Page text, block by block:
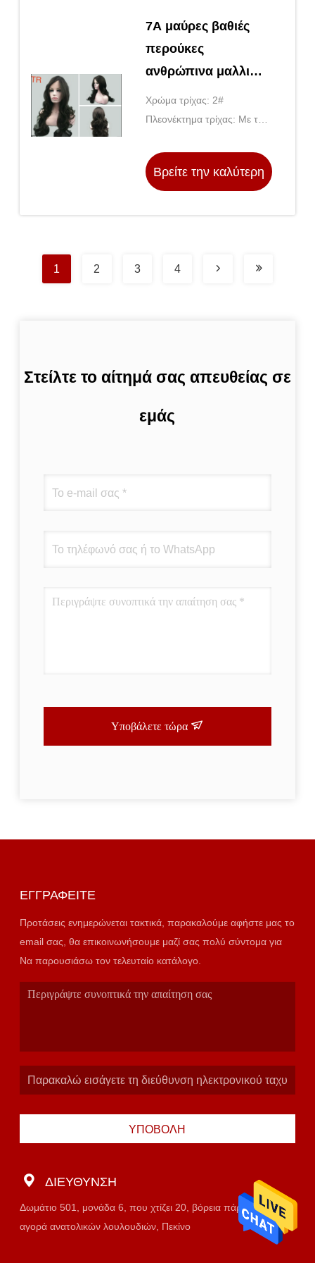
7A μαύρες βαθιές
περούκες
ανθρώπινα μαλλιών
κυμάτων φυσικές
κανένα σκόρπισμα
Χρώμα τρίχας: 2#
Πλεονέκτημα τρίχας: Με το
καμία κοντή τρίχα.
Βρείτε την καλύτερη
1 2 3 4
Στείλτε το αίτημά σας απευθείας σε
εμάς
Υποβάλετε τώρα
ΕΓΓΡΑΦΕΊΤΕ
Προτάσεις ενημερώνεται τακτικά, παρακαλούμε αφήστε μας το
email σας, θα επικοινωνήσουμε μαζί σας πολύ σύντομα για
Να παρουσιάσω τον τελευταίο κατάλογο.
ΥΠΟΒΟΛΉ
ΔΙΕΎΘΥΝΣΗ
Δωμάτιο 501, μονάδα 6, που χτίζει 20, βόρεια πάροδος,
αγορά ανατολικών λουλουδιών, Πεκίνο